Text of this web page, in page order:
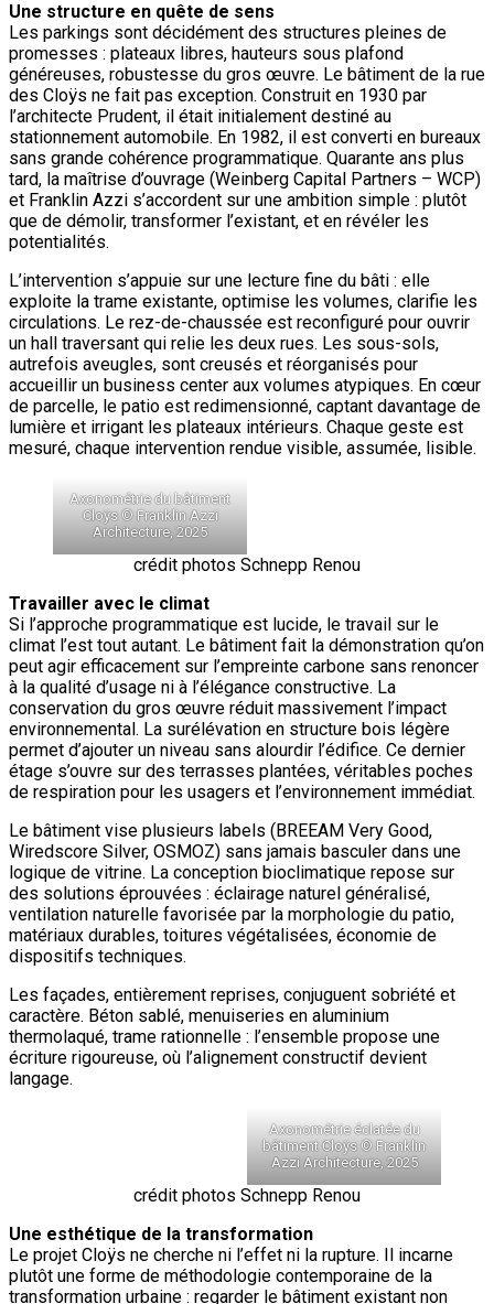
Une structure en quête de sens
Les parkings sont décidément des structures pleines de
promesses : plateaux libres, hauteurs sous plafond
généreuses, robustesse du gros œuvre. Le bâtiment de la rue
des Cloÿs ne fait pas exception. Construit en 1930 par
l’architecte Prudent, il était initialement destiné au
stationnement automobile. En 1982, il est converti en bureaux
sans grande cohérence programmatique. Quarante ans plus
tard, la maîtrise d’ouvrage (Weinberg Capital Partners – WCP)
et Franklin Azzi s’accordent sur une ambition simple : plutôt
que de démolir, transformer l’existant, et en révéler les
potentialités.
L’intervention s’appuie sur une lecture fine du bâti : elle
exploite la trame existante, optimise les volumes, clarifie les
circulations. Le rez-de-chaussée est reconfiguré pour ouvrir
un hall traversant qui relie les deux rues. Les sous-sols,
autrefois aveugles, sont creusés et réorganisés pour
accueillir un business center aux volumes atypiques. En cœur
de parcelle, le patio est redimensionné, captant davantage de
lumière et irrigant les plateaux intérieurs. Chaque geste est
mesuré, chaque intervention rendue visible, assumée, lisible.
Axonométrie du bâtiment
Cloÿs © Franklin Azzi
Architecture, 2025
crédit photos Schnepp Renou
Travailler avec le climat
Si l’approche programmatique est lucide, le travail sur le
climat l’est tout autant. Le bâtiment fait la démonstration qu’on
peut agir efficacement sur l’empreinte carbone sans renoncer
à la qualité d’usage ni à l’élégance constructive. La
conservation du gros œuvre réduit massivement l’impact
environnemental. La surélévation en structure bois légère
permet d’ajouter un niveau sans alourdir l’édifice. Ce dernier
étage s’ouvre sur des terrasses plantées, véritables poches
de respiration pour les usagers et l’environnement immédiat.
Le bâtiment vise plusieurs labels (BREEAM Very Good,
Wiredscore Silver, OSMOZ) sans jamais basculer dans une
logique de vitrine. La conception bioclimatique repose sur
des solutions éprouvées : éclairage naturel généralisé,
ventilation naturelle favorisée par la morphologie du patio,
matériaux durables, toitures végétalisées, économie de
dispositifs techniques.
Les façades, entièrement reprises, conjuguent sobriété et
caractère. Béton sablé, menuiseries en aluminium
thermolaqué, trame rationnelle : l’ensemble propose une
écriture rigoureuse, où l’alignement constructif devient
langage.
Axonométrie éclatée du
bâtiment Cloÿs © Franklin
Azzi Architecture, 2025
crédit photos Schnepp Renou
Une esthétique de la transformation
Le projet Cloÿs ne cherche ni l’effet ni la rupture. Il incarne
plutôt une forme de méthodologie contemporaine de la
transformation urbaine : regarder le bâtiment existant non